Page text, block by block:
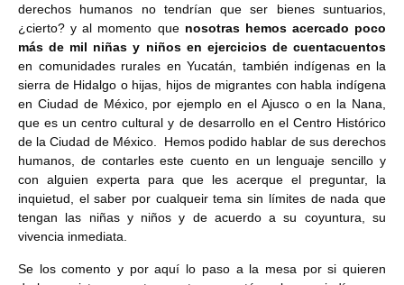
derechos humanos no tendrían que ser bienes suntuarios,
¿cierto? y al momento que nosotras hemos acercado poco
más de mil niñas y niños en ejercicios de cuentacuentos
en comunidades rurales en Yucatán, también indígenas en la
sierra de Hidalgo o hijas, hijos de migrantes con habla indígena
en Ciudad de México, por ejemplo en el Ajusco o en la Nana,
que es un centro cultural y de desarrollo en el Centro Histórico
de la Ciudad de México. Hemos podido hablar de sus derechos
humanos, de contarles este cuento en un lenguaje sencillo y
con alguien experta para que les acerque el preguntar, la
inquietud, el saber por cualqueir tema sin límites de nada que
tengan las niñas y niños y de acuerdo a su coyuntura, su
vivencia inmediata.
Se los comento y por aquí lo paso a la mesa por si quieren